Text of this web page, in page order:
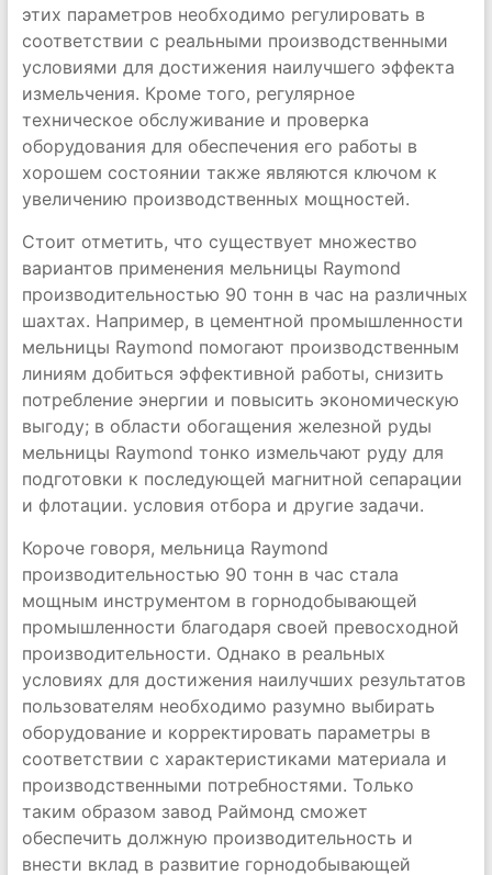
этих параметров необходимо регулировать в
соответствии с реальными производственными
условиями для достижения наилучшего эффекта
измельчения. Кроме того, регулярное
техническое обслуживание и проверка
оборудования для обеспечения его работы в
хорошем состоянии также являются ключом к
увеличению производственных мощностей.
Стоит отметить, что существует множество
вариантов применения мельницы Raymond
производительностью 90 тонн в час на различных
шахтах. Например, в цементной промышленности
мельницы Raymond помогают производственным
линиям добиться эффективной работы, снизить
потребление энергии и повысить экономическую
выгоду; в области обогащения железной руды
мельницы Raymond тонко измельчают руду для
подготовки к последующей магнитной сепарации
и флотации. условия отбора и другие задачи.
Короче говоря, мельница Raymond
производительностью 90 тонн в час стала
мощным инструментом в горнодобывающей
промышленности благодаря своей превосходной
производительности. Однако в реальных
условиях для достижения наилучших результатов
пользователям необходимо разумно выбирать
оборудование и корректировать параметры в
соответствии с характеристиками материала и
производственными потребностями. Только
таким образом завод Раймонд сможет
обеспечить должную производительность и
внести вклад в развитие горнодобывающей